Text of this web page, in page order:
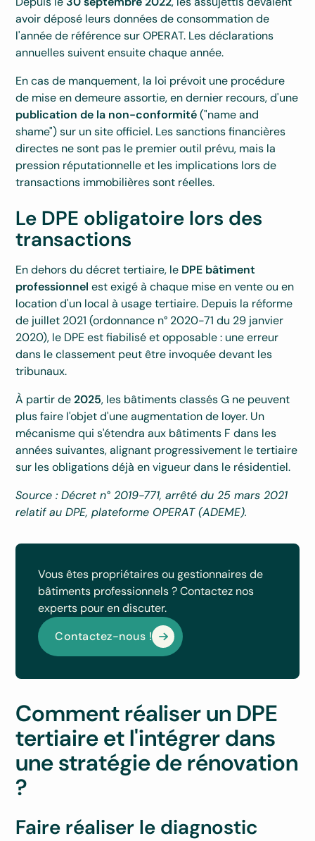
avoir déposé leurs données de consommation de
l'année de référence sur OPERAT. Les déclarations
annuelles suivent ensuite chaque année.
En cas de manquement, la loi prévoit une procédure
de mise en demeure assortie, en dernier recours, d'une
publication de la non-conformité("name and
shame") sur un site officiel. Les sanctions financières
directes ne sont pas le premier outil prévu, mais la
pression réputationnelle et les implications lors de
transactions immobilières sont réelles.
Le DPE obligatoire lors des
transactions
En dehors du décret tertiaire, le DPE bâtiment
professionnel est exigé à chaque mise en vente ou en
location d'un local à usage tertiaire. Depuis la réforme
de juillet 2021 (ordonnance n° 2020-71 du 29 janvier
2020), le DPE est fiabilisé et opposable : une erreur
dans le classement peut être invoquée devant les
tribunaux.
À partir de2025, les bâtiments classés G ne peuvent
plus faire l'objet d'une augmentation de loyer. Un
mécanisme qui s'étendra aux bâtiments F dans les
années suivantes, alignant progressivement le tertiaire
sur les obligations déjà en vigueur dans le résidentiel.
Source : Décret n° 2019-771, arrêté du 25 mars 2021
relatif au DPE, plateforme OPERAT (ADEME).
Vous êtes propriétaires ou gestionnaires de
bâtiments professionnels ? Contactez nos
experts pour en discuter.
Contactez-nous !
Comment réaliser un DPE
tertiaire et l'intégrer dans
une stratégie de rénovation
?
Faire réaliser le diagnostic